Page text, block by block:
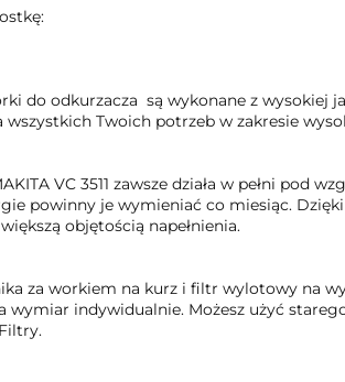
do odkurzacza są wykonane z
wszystkich Twoich potrzeb w zakresie
VC 3511 zawsze działa w pełni
powinny je wymieniać co miesiąc.
objętością napełnienia.
za workiem na kurz i filtr wylotowy na
wymiar indywidualnie. Możesz użyć